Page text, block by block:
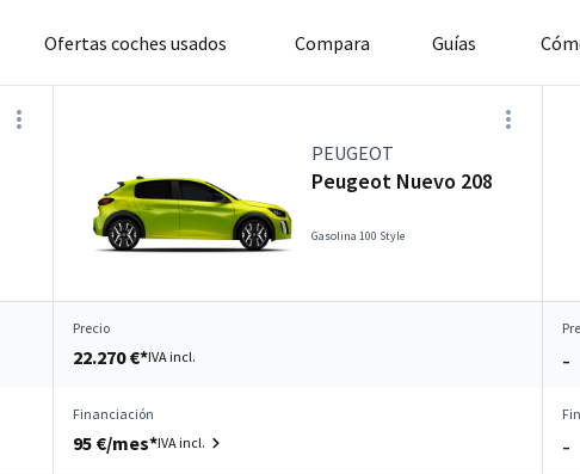
Ofertas coches usados Compara Guías
PEUGEOT
Peugeot Nuevo 208
Gasolina 100 Style
Precio
22.270 €*IVA incl.
–
Financiación
95 €/mes*IVA incl.
–